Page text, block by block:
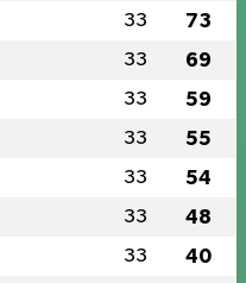
33 73
33 69
33 59
33 55
33 54
33 48
33 40